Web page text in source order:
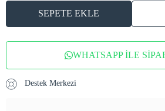
SEPETE EKLE
WHATSAPP İLE
Destek Merkezi